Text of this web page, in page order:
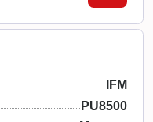
IFM
PU8500